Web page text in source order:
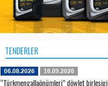
TENDERLER
06.08.2026 16.09.2026
“Türkmengallaönümleri” döwlet birleşigi